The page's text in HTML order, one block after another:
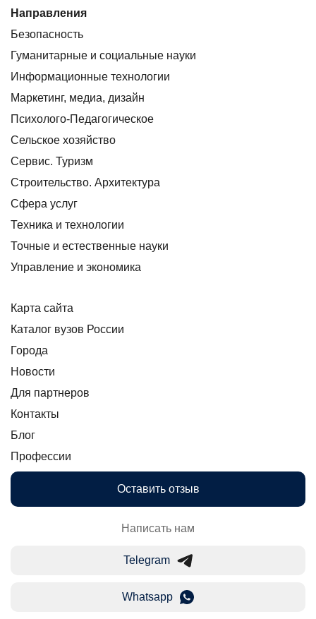
Направления
Безопасность
Гуманитарные и социальные науки
Информационные технологии
Маркетинг, медиа, дизайн
Психолого-Педагогическое
Сельское хозяйство
Сервис. Туризм
Строительство. Архитектура
Сфера услуг
Техника и технологии
Точные и естественные науки
Управление и экономика
Карта сайта
Каталог вузов России
Города
Новости
Для партнеров
Контакты
Блог
Профессии
Оставить отзыв
Написать нам
Telegram
Whatsapp